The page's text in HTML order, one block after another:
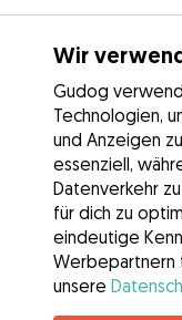
Wir
Gudog
Technologien,
und Anzeigen
essenziell,
Datenverkehr
für dich zu
eindeutige
Werbepartnern
unsere